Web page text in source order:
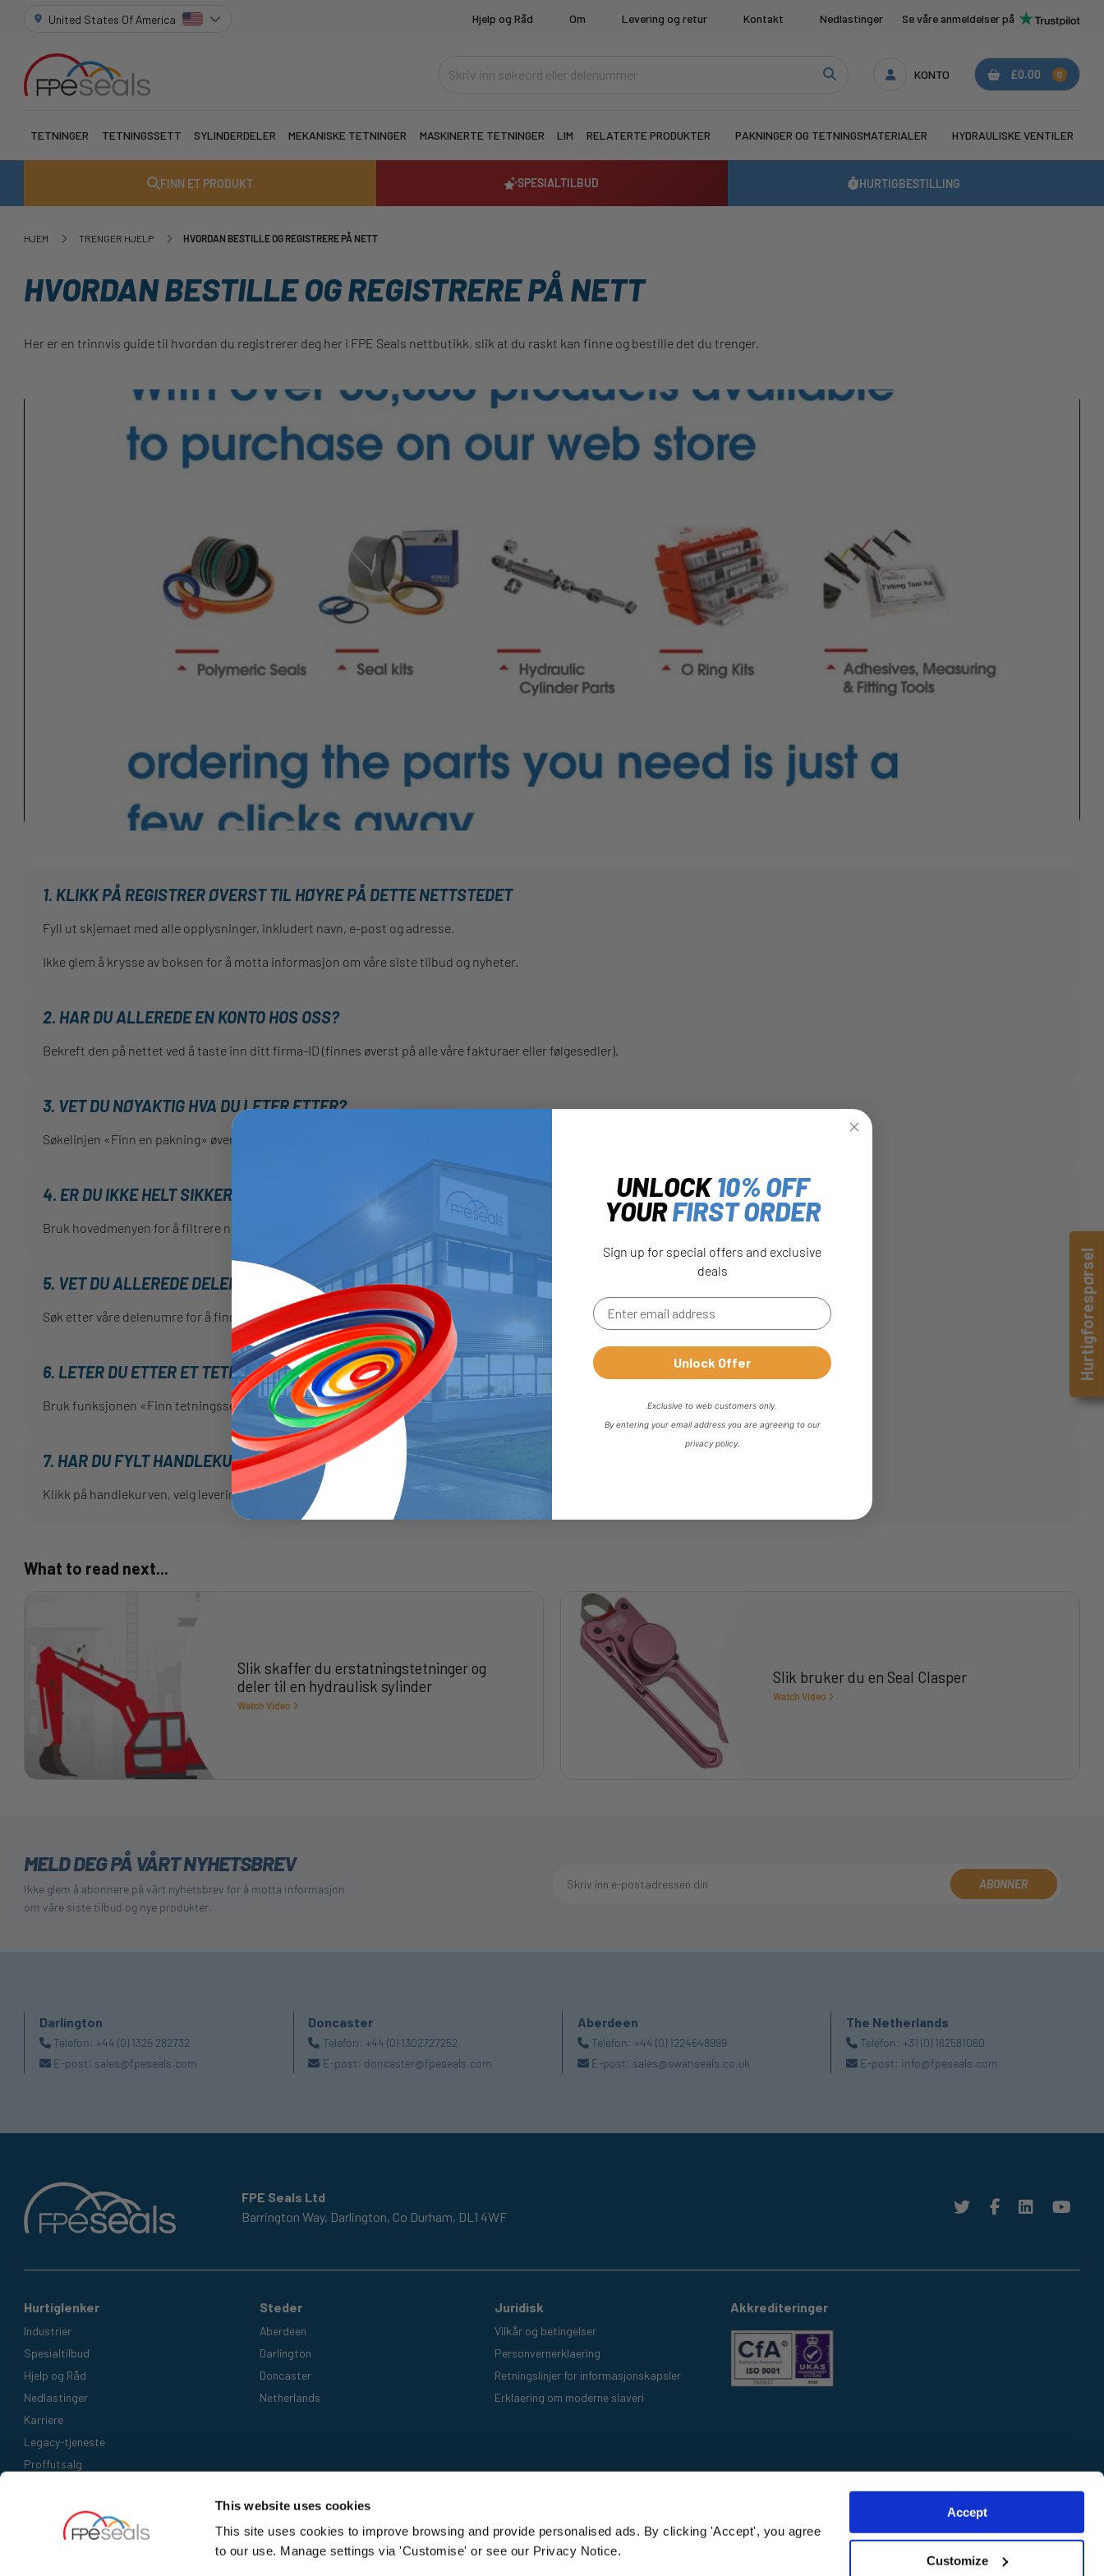
This website uses cookies
This site uses cookies to improve browsing and provide personalised ads. By clicking 'Accept', you agree
to our use. Manage settings via 'Customise' or see our Privacy Notice.
Accept
Customize
United States Of America Hjelp og Råd Om Levering og retur Kontakt Nedlastinger Se våre anmeldelser på
KONTO £0.00 0
TETNINGER TETNINGSSETT SYLINDERDELER MEKANISKE TETNINGER MASKINERTE TETNINGER LIM RELATERTE PRODUKTER PAKNINGER OG TETNINGSMATERIALER HYDRAULISKE VENTILER
FINN ET PRODUKT SPESIALTILBUD HURTIGBESTILLING
HJEM TRENGER HJELP HVORDAN BESTILLE OG REGISTRERE PÅ NETT
HVORDAN BESTILLE OG REGISTRERE PÅ NETT
Her er en trinnvis guide til hvordan du registrerer deg her i FPE Seals nettbutikk, slik at du raskt kan finne og bestille det du trenger.
1. KLIKK PÅ REGISTRER ØVERST TIL HØYRE PÅ DETTE NETTSTEDET
Fyll ut skjemaet med alle opplysninger, inkludert navn, e-post og adresse.
Ikke glem å krysse av boksen for å motta informasjon om våre siste tilbud og nyheter.
2. HAR DU ALLEREDE EN KONTO HOS OSS?
Bekreft den på nettet ved å taste inn ditt firma-ID (finnes øverst på alle våre fakturaer eller følgesedler).
3. VET DU NØYAKTIG HVA DU LETER ETTER?
Søkelinjen «Finn en pakning» øverst er den beste måten å søke på når du vet hvilken deltype og størrelse du trenger.
4. ER DU IKKE HELT SIKKER PÅ HVA DU TRENGER?
Bruk hovedmenyen for å filtrere ned til riktig del som matcher dine krav. Søk etter kategori, deltype eller etter bilde.
5. VET DU ALLEREDE DELENUMMERET DU TRENGER?
Søk etter våre delenumre for å finne nøyaktig det du trenger.
6. LETER DU ETTER ET TETNINGSSETT?
Bruk funksjonen «Finn tetningssett» for å søke etter produsent, bruksområde og modell.
7. HAR DU FYLT HANDLEKURVEN OG ER KLAR TIL Å KJØPE?
Klikk på handlekurven, velg leveringsmetode og gå til kassen.
What to read next...
Slik skaffer du erstatningstetninger og
deler til en hydraulisk sylinder
Watch Video
Slik bruker du en Seal Clasper
Watch Video
MELD DEG PÅ VÅRT NYHETSBREV
Ikke glem å abonnere på vårt nyhetsbrev for å motta informasjon
om våre siste tilbud og nye produkter.
ABONNER
Darlington
Telefon: +44 (0) 1325 282732
E-post: sales@fpeseals.com
Doncaster
Telefon: +44 (0) 1302727252
E-post: doncaster@fpeseals.com
Aberdeen
Telefon: +44 (0) 1224648999
E-post: sales@swanseals.co.uk
The Netherlands
Telefon: +31 (0) 162581060
E-post: info@fpeseals.com
FPE Seals Ltd
Barrington Way, Darlington, Co Durham, DL1 4WF
Hurtiglenker
Industrier
Spesialtilbud
Hjelp og Råd
Nedlastinger
Karriere
Legacy-tjeneste
Proffutsalg
Steder
Aberdeen
Darlington
Doncaster
Netherlands
Juridisk
Vilkår og betingelser
Personvernerklaering
Retningslinjer for informasjonskapsler
Erklaering om moderne slaveri
Akkrediteringer
Hurtigforespørsel
UNLOCK10% OFF
YOURFIRST ORDER
Sign up for special offers and exclusive
deals
Unlock Offer
Exclusive to web customers only.
By entering your email address you are agreeing to our
privacy policy.